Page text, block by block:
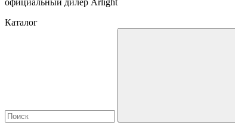
официальный дилер Arlight
Каталог